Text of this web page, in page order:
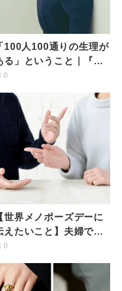
100人100通りの生理が
る」ということ｜『生
CAMP』プロデューサ
0
世界メノポーズデーに
えたいこと】夫婦で更
期について話すメリッ
0